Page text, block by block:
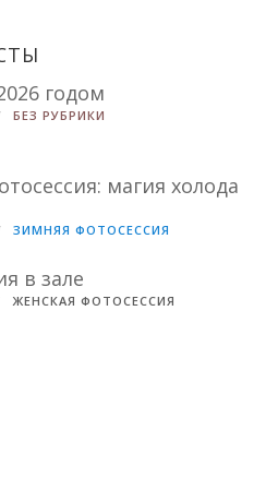
годом
БЕЗ РУБРИКИ
магия холода
ЗИМНЯЯ ФОТОСЕССИЯ
в зале
ЖЕНСКАЯ ФОТОСЕССИЯ